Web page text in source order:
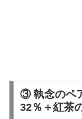
③ 執念のペ
32％＋紅茶